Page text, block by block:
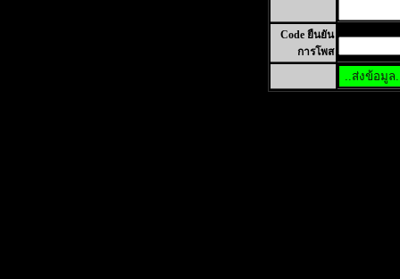
Code ยืนยัน
การโพส